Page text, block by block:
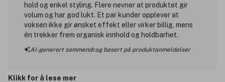
hold og enkel styling. Flere nevner at produktet gir
volum og har god lukt. Et par kunder opplever at
voksen ikke gir ønsket effekt eller virker billig, mens
én trekker frem organisk innhold og holdbarhet.
AI-generert sammendrag basert på produktanmeldelser
Klikk for å lese mer